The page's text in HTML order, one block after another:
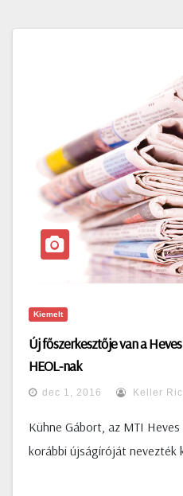
Kiemelt
Új főszerkesztője van a
HEOL-nak
dec 1, 2016 Keller
Kühne Gábort, az MTI
korábbi újságíróját nevezték